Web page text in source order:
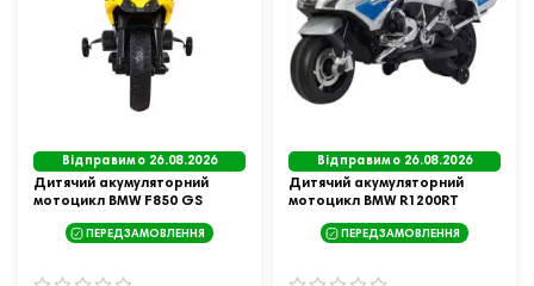
Відправимо 26.08.2026
Дитячий акумуляторний
мотоцикл BMW F850 GS
Аудіо LED + Free Start + EVA
ПЕРЕДЗАМОВЛЕННЯ
Відправимо 26.08.2026
Дитячий акумуляторний
мотоцикл BMW R1200RT
ПЕРЕДЗАМОВЛЕННЯ